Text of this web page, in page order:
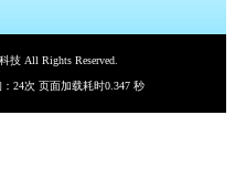
技 All Rights Reserved.
24次 页面加载耗时0.347 秒